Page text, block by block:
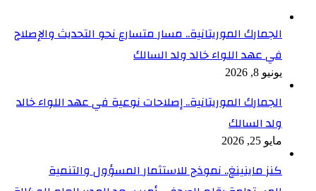
الجمارك الموريتانية.. مسار متسارع نحو التحديث والإصلاح
في عهد اللواء خالد ولد السالك
يونيو 8, 2026
الجمارك الموريتانية.. إصلاحات نوعية في عهد اللواء خالد
ولد السالك
مايو 25, 2026
كنز ماينينغ.. نموذج للاستثمار المسؤول والتنمية